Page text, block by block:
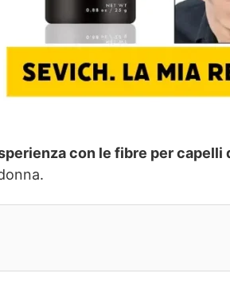
con le fibre per capelli